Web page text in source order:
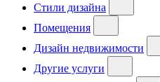
Стили дизайна
Помещения
Дизайн недвижимости
Другие услуги